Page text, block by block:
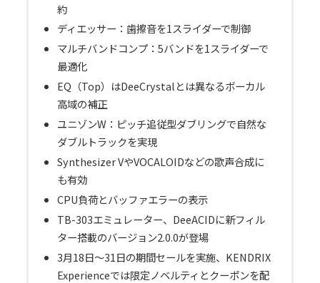
約
ディエッサー：歯擦音を1スライダーで制御
マルチバンドコンプ：5バンドを1スライダーで
最適化
EQ（Top）はDeeCrystalとは異なるボーカル
高域の補正
ユニゾンW：ピッチ追従型ダブリングで自然な
ダブルトラックを実現
Synthesizer VやVOCALOIDなどの歌声合成に
も有効
CPU負荷とバッファエラーの表示
TB-303エミュレーター、DeeACIDに新フィル
ター搭載のバージョン2.0.0が登場
3月18日～31日の期間セールを実施、KENDRIX
Experienceでは限定ノベルティとクーポンを配